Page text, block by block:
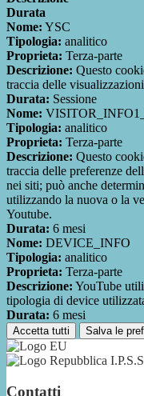
Durata
Nome: YSC
Tipologia: analitico
Proprieta: Terza-parte
Descrizione: Questo
traccia delle
Durata: Sessione
Nome:
Tipologia: analitico
Proprieta: Terza-parte
Descrizione: Questo
traccia delle preferenze
nei siti; può anche
utilizzando la nuova o la
Youtube.
Durata: 6 mesi
Nome: DEVICE_INFO
Tipologia: analitico
Proprieta: Terza-parte
Descrizione: YouTube
tipologia di device
Durata: 6 mesi
Accetta tutti Salva le
Contatti